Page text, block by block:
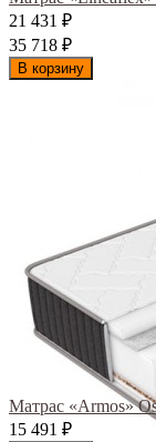
21 431
₽
35 718 ₽
В корзину
Матрас «Armos»
15 491
₽